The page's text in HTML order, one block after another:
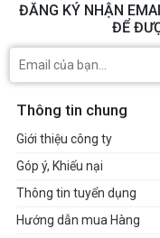
ĐĂNG KÝ NHẬN
ĐỂ
Thông tin chung
Giới thiệu công ty
Góp ý, Khiếu nại
Thông tin tuyển dụng
Hướng dẫn mua Hàng